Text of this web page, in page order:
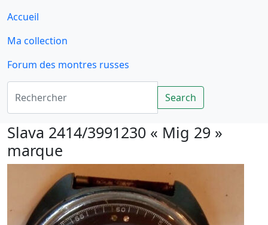
Accueil
Ma collection
Forum des montres russes
Rechercher
Search
Slava 2414/3991230 « Mig 29 »
marque